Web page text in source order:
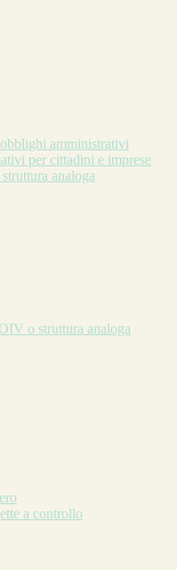
amministrativi
per cittadini e imprese
analoga
o struttura analoga
a controllo